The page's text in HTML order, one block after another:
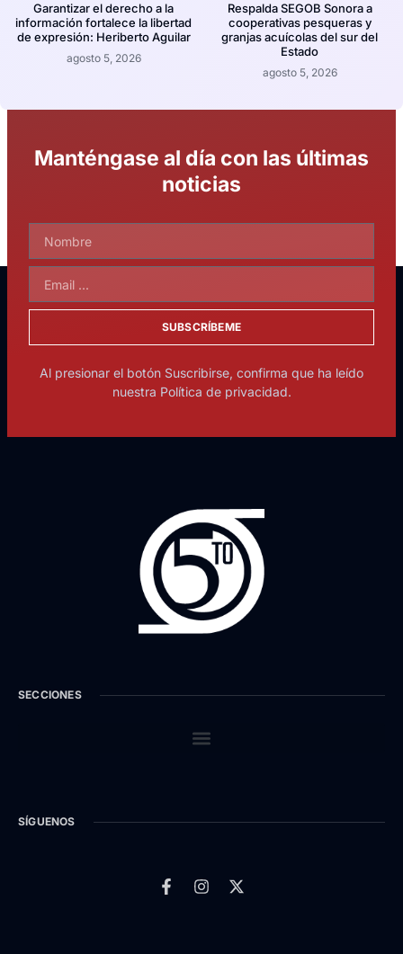
Garantizar el derecho a la
información fortalece la libertad
de expresión: Heriberto Aguilar
agosto 5, 2026
Respalda SEGOB Sonora a
cooperativas pesqueras y
granjas acuícolas del sur del
Estado
agosto 5, 2026
Manténgase al día con las últimas
noticias
SUBSCRÍBEME
Al presionar el botón Suscribirse, confirma que ha leído
nuestra Política de privacidad.
SECCIONES
SÍGUENOS